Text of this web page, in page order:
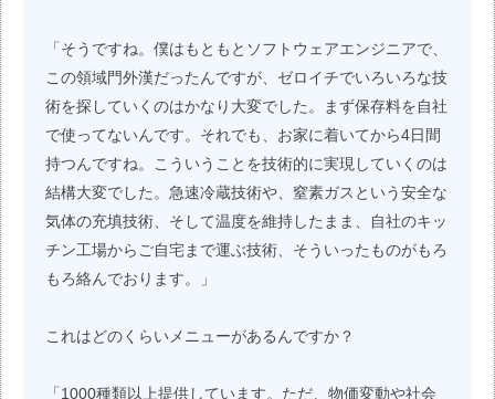
「そうですね。僕はもともとソフトウェアエンジニアで、
この領域門外漢だったんですが、ゼロイチでいろいろな技
術を探していくのはかなり大変でした。まず保存料を自社
で使ってないんです。それでも、お家に着いてから4日間
持つんですね。こういうことを技術的に実現していくのは
結構大変でした。急速冷蔵技術や、窒素ガスという安全な
気体の充填技術、そして温度を維持したまま、自社のキッ
チン工場からご自宅まで運ぶ技術、そういったものがもろ
もろ絡んでおります。」
これはどのくらいメニューがあるんですか？
「1000種類以上提供しています。ただ、物価変動や社会